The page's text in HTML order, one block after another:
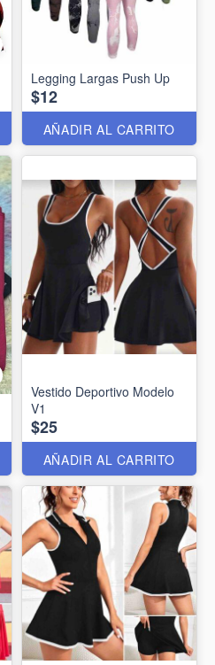
Legging Largas Push Up
$12
AÑADIR AL CARRITO
Vestido Deportivo Modelo
V1
$25
AÑADIR AL CARRITO